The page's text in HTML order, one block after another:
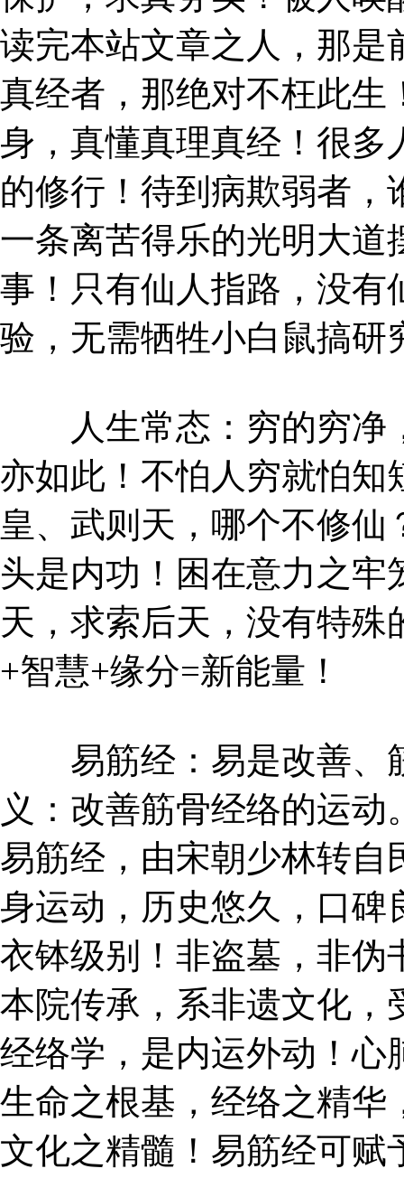
读完本站文章之人，那是
真经者，那绝对不枉此生
身，真懂真理真经！很多
的修行！待到病欺弱者
一条离苦得乐的光明大道
事！只有仙人指路，没有
验，无需牺牲小白鼠搞研
人生常态：穷的穷净
亦如此！不怕人穷就怕知
皇、武则天，哪个不修
头是内功！困在意力之
天，求索后天，没有特
+智慧+缘分=新能量！
易筋经：易是改善、
义：改善筋骨经络的运
易筋经，由宋朝少林转自
身运动，历史悠久，口碑
衣钵级别！非盗墓，非伪
本院传承，系非遗文化，
经络学，是内运外动！心
生命之根基，经络之精华
文化之精髓！易筋经可赋